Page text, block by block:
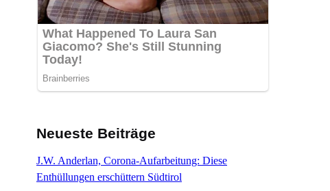
Neueste Beiträge
J.W. Anderlan, Corona-Aufarbeitung: Diese
Enthüllungen erschüttern Südtirol